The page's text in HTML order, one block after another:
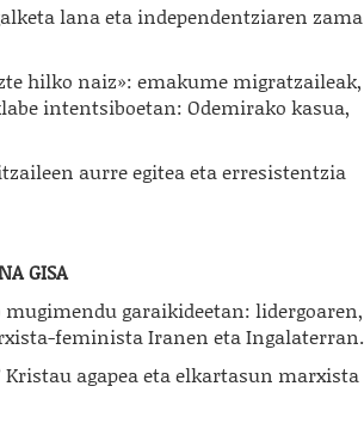
lana eta independentziaren zama
hilko naiz»: emakume migratzaileak,
intentsiboetan: Odemirako kasua,
aurre egitea eta erresistentzia
GISA
garaikideetan: lidergoaren,
feminista Iranen eta Ingalaterran.
agapea eta elkartasun marxista